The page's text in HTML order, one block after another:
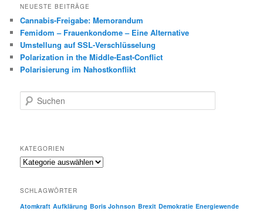
NEUESTE BEITRÄGE
Cannabis-Freigabe: Memorandum
Femidom – Frauenkondome – Eine Alternative
Umstellung auf SSL-Verschlüsselung
Polarization in the Middle-East-Conflict
Polarisierung im Nahostkonflikt
u
n
KATEGORIEN
Kategorien
SCHLAGWÖRTER
Atomkraft Aufklärung Boris Johnson Brexit Demokratie Energiewende